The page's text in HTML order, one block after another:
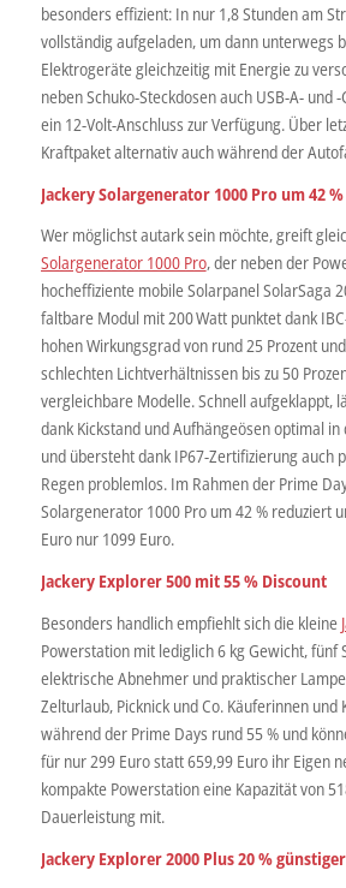
besonders effizient: In nur 1,8 Stunden am
vollständig aufgeladen, um dann unterwegs
Elektrogeräte gleichzeitig mit Energie zu
neben Schuko-Steckdosen auch USB-A- und
ein 12-Volt-Anschluss zur Verfügung. Über
Kraftpaket alternativ auch während der
Jackery Solargenerator 1000 Pro um 42
Wer möglichst autark sein möchte, greift
Solargenerator 1000 Pro, der neben der
hocheffiziente mobile Solarpanel SolarSaga
faltbare Modul mit 200 Watt punktet dank
hohen Wirkungsgrad von rund 25 Prozent
schlechten Lichtverhältnissen bis zu 50
vergleichbare Modelle. Schnell aufgeklappt,
dank Kickstand und Aufhängeösen optimal
und übersteht dank IP67-Zertifizierung auch
Regen problemlos. Im Rahmen der Prime
Solargenerator 1000 Pro um 42 % reduziert
Euro nur 1099 Euro.
Jackery Explorer 500 mit 55 % Discount
Besonders handlich empfiehlt sich die kleine
Powerstation mit lediglich 6 kg Gewicht, fünf
elektrische Abnehmer und praktischer
Zelturlaub, Picknick und Co. Käuferinnen und
während der Prime Days rund 55 % und
für nur 299 Euro statt 659,99 Euro ihr Eigen
kompakte Powerstation eine Kapazität von
Dauerleistung mit.
Jackery Explorer 2000 Plus 20 % günstiger